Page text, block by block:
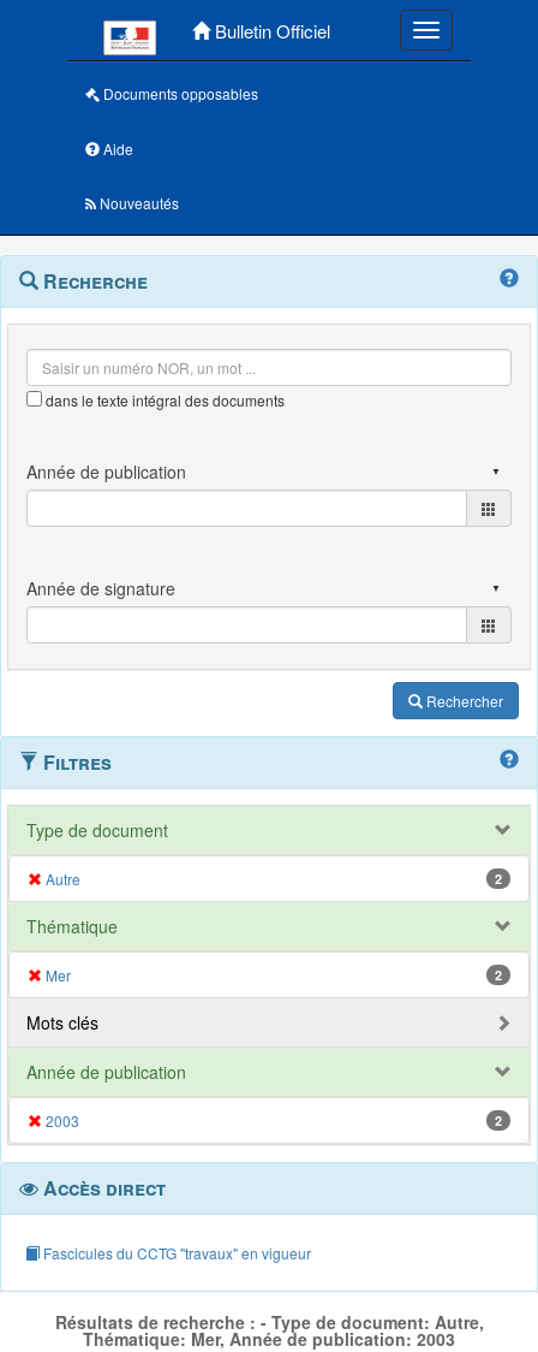
Bulletin Officiel Toggle
Documents opposables
Aide
Nouveautés
Navigation
outils
Menu
contextuel
Recherche
dans le texte intégral des documents
Rechercher
Filtres
Type de document
Autre 2
Thématique
Mer 2
Mots clés
Année de publication
2003 2
Accès direct
Fascicules du CCTG "travaux" en vigueur
Résultats de recherche : - Type de document: Autre,
Thématique: Mer, Année de publication: 2003